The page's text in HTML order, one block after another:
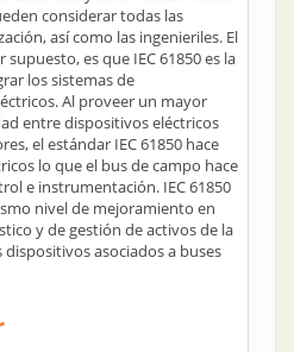
considerar todas las
así como las ingenieriles. El
es que IEC 61850 es la
los sistemas de
Al proveer un mayor
entre dispositivos eléctricos
el estándar IEC 61850 hace
lo que el bus de campo hace
e instrumentación. IEC 61850
nivel de mejoramiento en
y de gestión de activos de la
asociados a buses